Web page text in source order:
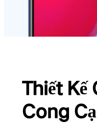
Thiết Kế
Cong